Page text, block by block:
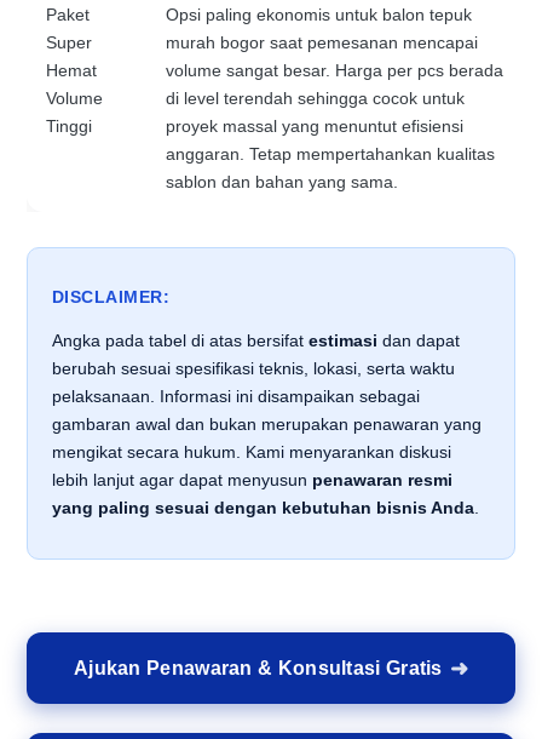
Paket
Super
Hemat
Volume
Tinggi
Opsi paling ekonomis untuk balon tepuk
murah bogor saat pemesanan mencapai
volume sangat besar. Harga per pcs berada
di level terendah sehingga cocok untuk
proyek massal yang menuntut efisiensi
anggaran. Tetap mempertahankan kualitas
sablon dan bahan yang sama.
DISCLAIMER:
Angka pada tabel di atas bersifat estimasi dan dapat
berubah sesuai spesifikasi teknis, lokasi, serta waktu
pelaksanaan. Informasi ini disampaikan sebagai
gambaran awal dan bukan merupakan penawaran yang
mengikat secara hukum. Kami menyarankan diskusi
lebih lanjut agar dapat menyusun penawaran resmi
yang paling sesuai dengan kebutuhan bisnis Anda.
Ajukan Penawaran & Konsultasi Gratis